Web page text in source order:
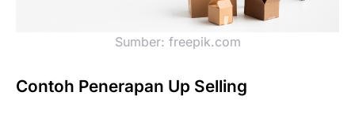
Sumber: freepik.com
Contoh Penerapan Up Selling